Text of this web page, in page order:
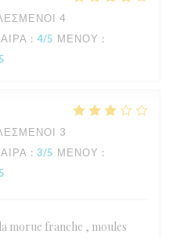
4
: 4/5 ΜΕΝΟΎ :
3
: 3/5 ΜΕΝΟΎ :
morue franche , moules